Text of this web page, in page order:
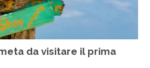
da visitare il prima